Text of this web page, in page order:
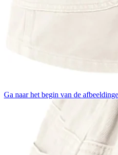
Ga naar het begin van de